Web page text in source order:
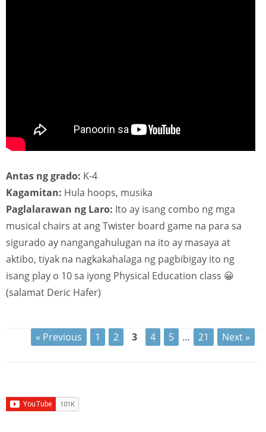
Antas ng grado: K-4
Kagamitan: Hula hoops, musika
Paglalarawan ng Laro: Ito ay isang combo ng mga
musical chairs at ang Twister board game na para sa
sigurado ay nangangahulugan na ito ay masaya at
aktibo, tiyak na nagkakahalaga ng pagbibigay ito ng
isang play o 10 sa iyong Physical Education class 😀
(salamat Deric Hafer)
« Previous 1 2 3 4 5 … 21 Next »